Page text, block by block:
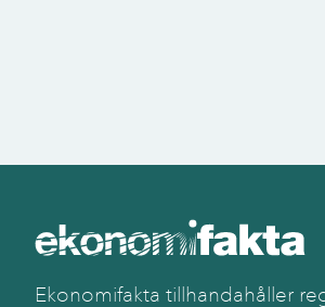
Ekonomifakta tillhandahåller